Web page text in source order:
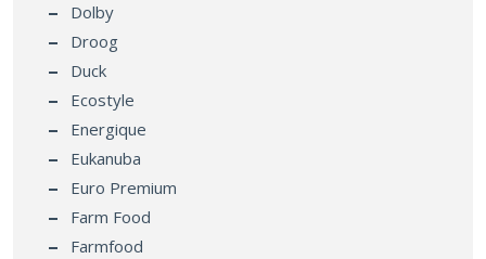
Dolby
Droog
Duck
Ecostyle
Energique
Eukanuba
Euro Premium
Farm Food
Farmfood